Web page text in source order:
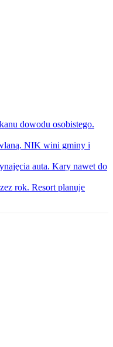
dowodu osobistego.
NIK wini gminy i
auta. Kary nawet do
rok. Resort planuje